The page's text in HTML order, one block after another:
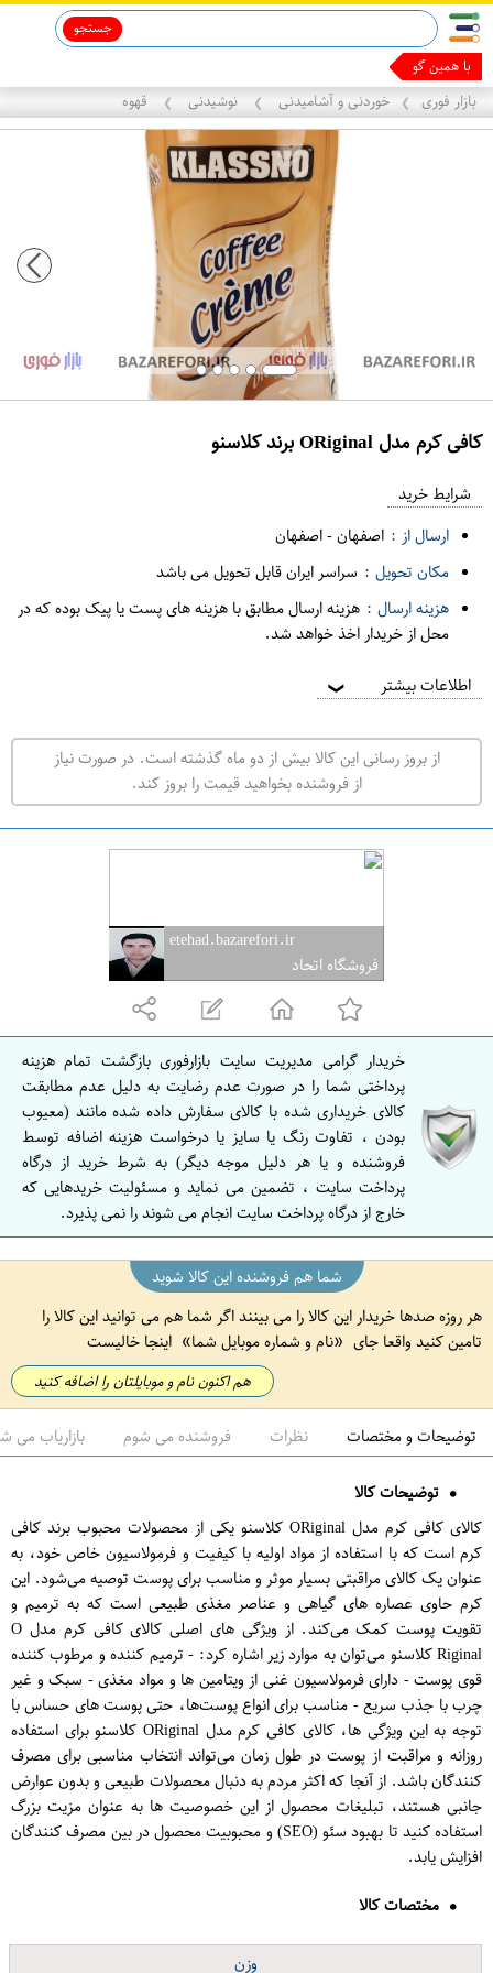
جستجو
با همین گوشیت پ
بازار فوری ❯ خوردنی و آشامیدنی ❯ نوشیدنی ❯ قهوه
کافی کرم مدل O​Riginal برند کلاسنو
ف
ر
ت
ه
ر
ا
ص
ه
ا
ن
ا
ص
ف
ه
ا
ن
شرایط خرید
ارسال از : اصفهان-اصفهان
مکان تحویل : سراسر ایران قابل تحویل می باشد
هزینه ارسال : هزینه ارسال مطابق با هزینه های پست یا پیک بوده که در
محل از خریدار اخذ خواهد شد.
اطلاعات بیشتر ❯
از بروز رسانی این کالا بیش از دو ماه گذشته است. در صورت نیاز
از فروشنده بخواهید قیمت را بروز کند.
etehad.bazarefori.ir
فروشگاه اتحاد
خریدار گرامی مدیریت سایت بازارفوری بازگشت تمام هزینه
پرداختی شما را در صورت عدم رضایت به دلیل عدم مطابقت
کالای خریداری شده با کالای سفارش داده شده مانند (معیوب
بودن ، تفاوت رنگ یا سایز یا درخواست هزینه اضافه توسط
فروشنده و یا هر دلیل موجه دیگر) به شرط خرید از درگاه
پرداخت سایت ، تضمین می نماید و مسئولیت خریدهایی که
خارج از درگاه پرداخت سایت انجام می شوند را نمی پذیرد.
شما هم فروشنده این کالا شوید
هر روزه صدها خریدار این کالا را می بینند اگر شما هم می توانید این کالا را
تامین کنید واقعا جای
نام و شماره موبایل شما اینجا خالیست
هم اکنون نام و موبایلتان را اضافه کنید
توضیحات و مختصات نظرات فروشنده می شوم بازاریاب می
توضیحات کالا
کالای کافی کرم مدل O​Riginal کلاسنو یکی از محصولات محبوب برند کافی
کرم است که با استفاده از مواد اولیه با کیفیت و فرمولاسیون خاص خود، به
عنوان یک کالای مراقبتی بسیار موثر و مناسب برای پوست توصیه می‌شود. این
کرم حاوی عصاره های گیاهی و عناصر مغذی طبیعی است که به ترمیم و
تقویت پوست کمک می‌کند. از ویژگی های اصلی کالای کافی کرم مدل O​
Riginal کلاسنو می‌توان به موارد زیر اشاره کرد: - ترمیم کننده و مرطوب کننده
قوی پوست - دارای فرمولاسیون غنی از ویتامین ها و مواد مغذی - سبک و غیر
چرب با جذب سریع - مناسب برای انواع پوست‌ها، حتی پوست های حساس با
توجه به این ویژگی ها، کالای کافی کرم مدل O​Riginal کلاسنو برای استفاده
روزانه و مراقبت از پوست در طول زمان می‌تواند انتخاب مناسبی برای مصرف
کنندگان باشد. از آنجا که اکثر مردم به دنبال محصولات طبیعی و بدون عوارض
جانبی هستند، تبلیغات محصول از این خصوصیت ها به عنوان مزیت بزرگ
استفاده کنید تا بهبود سئو (SEO) و محبوبیت محصول در بین مصرف کنندگان
افزایش یابد.
مختصات کالا
وزن